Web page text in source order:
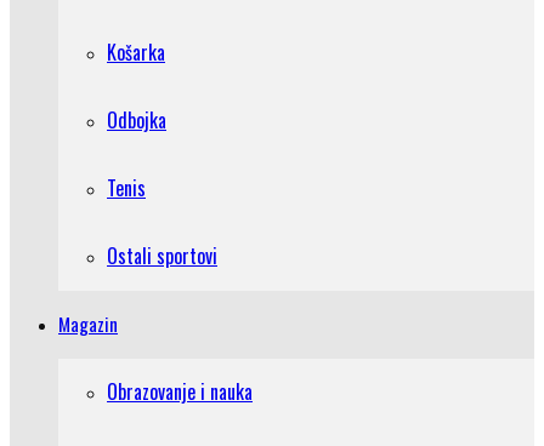
Košarka
Odbojka
Tenis
Ostali sportovi
Magazin
Obrazovanje i nauka